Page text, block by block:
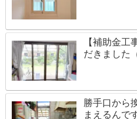
【補助金
だきました
勝手口から
まえるんで